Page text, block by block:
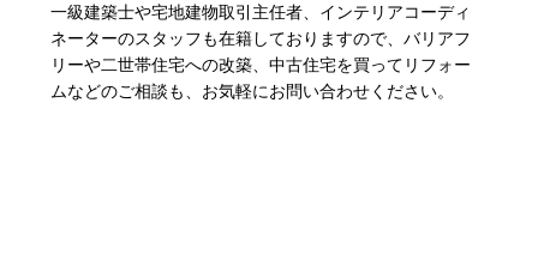
一級建築士や宅地建物取引主任者、インテリアコーディ
ネーターのスタッフも在籍しておりますので、バリアフ
リーや二世帯住宅への改築、中古住宅を買ってリフォー
ムなどのご相談も、お気軽にお問い合わせください。